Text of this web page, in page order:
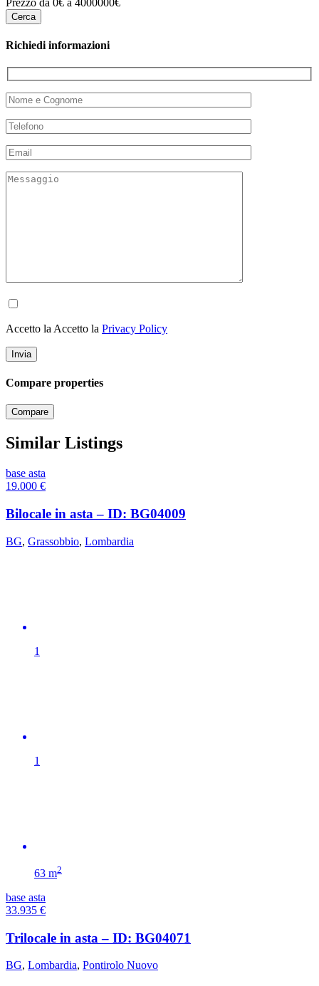
Richiedi informazioni
Accetto la Accetto la Privacy Policy
Compare properties
Compare
Similar Listings
base asta
19.000 €
Bilocale in asta – ID: BG04009
BG, Grassobbio, Lombardia
1
1
63 m2
base asta
33.935 €
Trilocale in asta – ID: BG04071
BG, Lombardia, Pontirolo Nuovo